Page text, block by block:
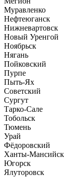
Муравленко
Нефтеюганск
Нижневартовск
Новый Уренгой
Ноябрьск
Нягань
Пойковский
Пурпе
Пыть-Ях
Советский
Сургут
Тарко-Сале
Тобольск
Тюмень
Урай
Фёдоровский
Ханты-Мансийск
Югорск
Ялуторовск